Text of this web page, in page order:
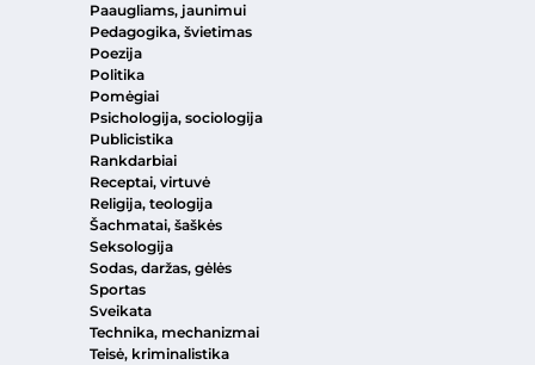
Paaugliams, jaunimui
Pedagogika, švietimas
Poezija
Politika
Pomėgiai
Psichologija, sociologija
Publicistika
Rankdarbiai
Receptai, virtuvė
Religija, teologija
Šachmatai, šaškės
Seksologija
Sodas, daržas, gėlės
Sportas
Sveikata
Technika, mechanizmai
Teisė, kriminalistika